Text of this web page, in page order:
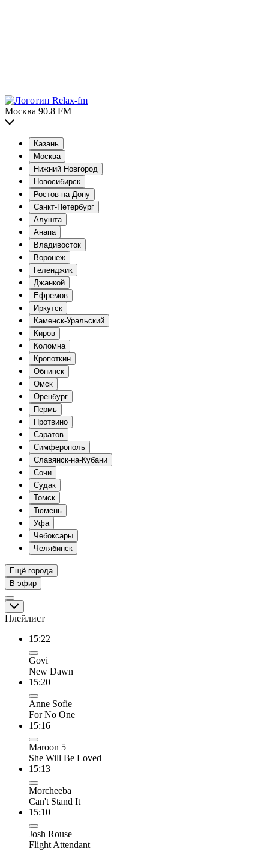
Москва 90.8 FM
Казань
Москва
Нижний Новгород
Новосибирск
Ростов-на-Дону
Санкт-Петербург
Алушта
Анапа
Владивосток
Воронеж
Геленджик
Джанкой
Ефремов
Иркутск
Каменск-Уральский
Киров
Коломна
Кропоткин
Обнинск
Омск
Оренбург
Пермь
Протвино
Саратов
Симферополь
Славянск-на-Кубани
Сочи
Судак
Томск
Тюмень
Уфа
Чебоксары
Челябинск
Ещё города
В эфир
Плейлист
15:22
Govi
New Dawn
15:20
Anne Sofie
For No One
15:16
Maroon 5
She Will Be Loved
15:13
Morcheeba
Can't Stand It
15:10
Josh Rouse
Flight Attendant